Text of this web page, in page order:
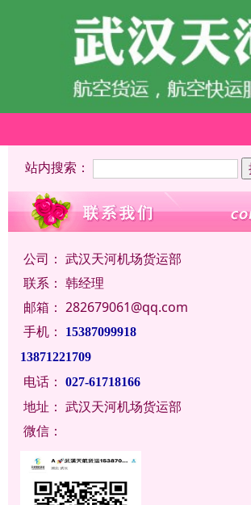
站内搜索：
公司： 武汉天河机场货运部
联系： 韩经理
邮箱： 282679061@qq.com
手机：
15387099918
13871221709
电话： 027-61718166
地址： 武汉天河机场货运部
微信：